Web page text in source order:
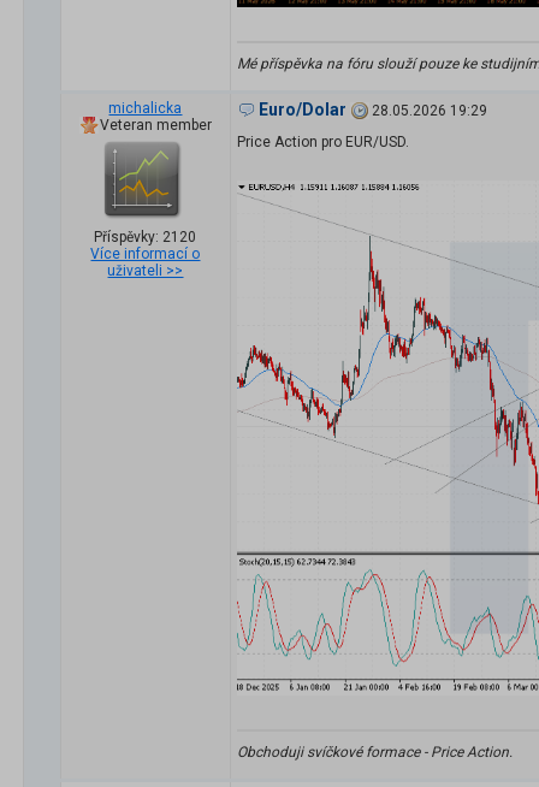
Mé příspěvka na fóru slouží pouze ke
michalicka
Veteran member
Příspěvky: 2120
Více informací o
uživateli >>
Euro/Dolar
28.05.2026 19:29
Price Action pro EUR/USD.
Obchoduji svíčkové formace - Price Action.